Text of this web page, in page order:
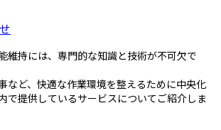
維持には、専門的な知識と技術が不可欠で
など、快適な作業環境を整えるために中央化
で提供しているサービスについてご紹介しま